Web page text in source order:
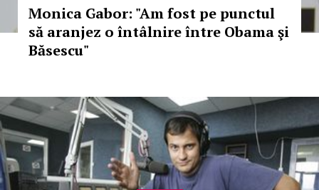
Monica Gabor: "Am fost pe punctul
să aranjez o întâlnire între Obama şi
Băsescu"